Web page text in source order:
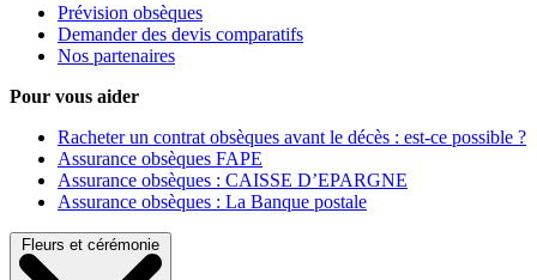
Prévision obsèques
Demander des devis comparatifs
Nos partenaires
Pour vous aider
Racheter un contrat obsèques avant le décès : est-ce possible ?
Assurance obsèques FAPE
Assurance obsèques : CAISSE D’EPARGNE
Assurance obsèques : La Banque postale
Fleurs et cérémonie